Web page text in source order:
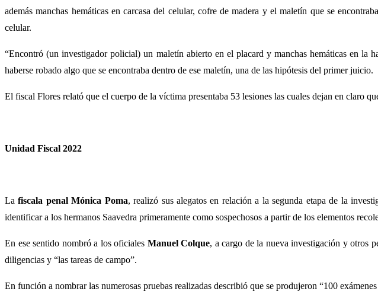
además manchas hemáticas en carcasa del celular, cofre de madera y el maletín que se
celular.
“Encontró (un investigador policial) un maletín abierto en el placard y manchas hemáticas en la
haberse robado algo que se encontraba dentro de ese maletín, una de las hipótesis del primer juicio.
El fiscal Flores relató que el cuerpo de la víctima presentaba 53 lesiones las cuales dejan en claro
Unidad Fiscal 2022
Lafiscala penal Mónica Poma, realizó sus alegatos en relación a la segunda etapa de la
identificar a los hermanos Saavedra primeramente como sospechosos a partir de los elementos
En ese sentido nombró a los oficiales Manuel Colque, a cargo de la nueva investigación y otros
diligencias y “las tareas de campo”.
En función a nombrar las numerosas pruebas realizadas describió que se produjeron “100